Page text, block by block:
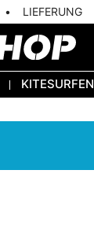
LIEFERUNG
KITESURFEN